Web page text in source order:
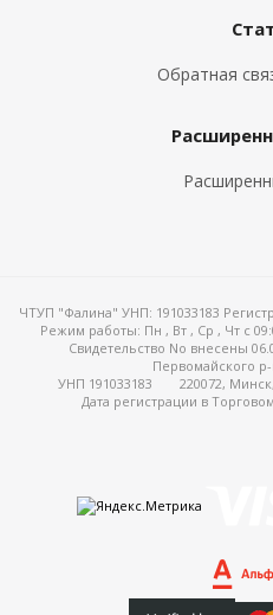
Обратная
ЧТУП "Фалина" УНП: 191033183
Режим работы: Пн , Вт , Ср , Чт c
Свидетельство No внесены
Первомайского
УНП 191033183
220072,
Дата регистрации в